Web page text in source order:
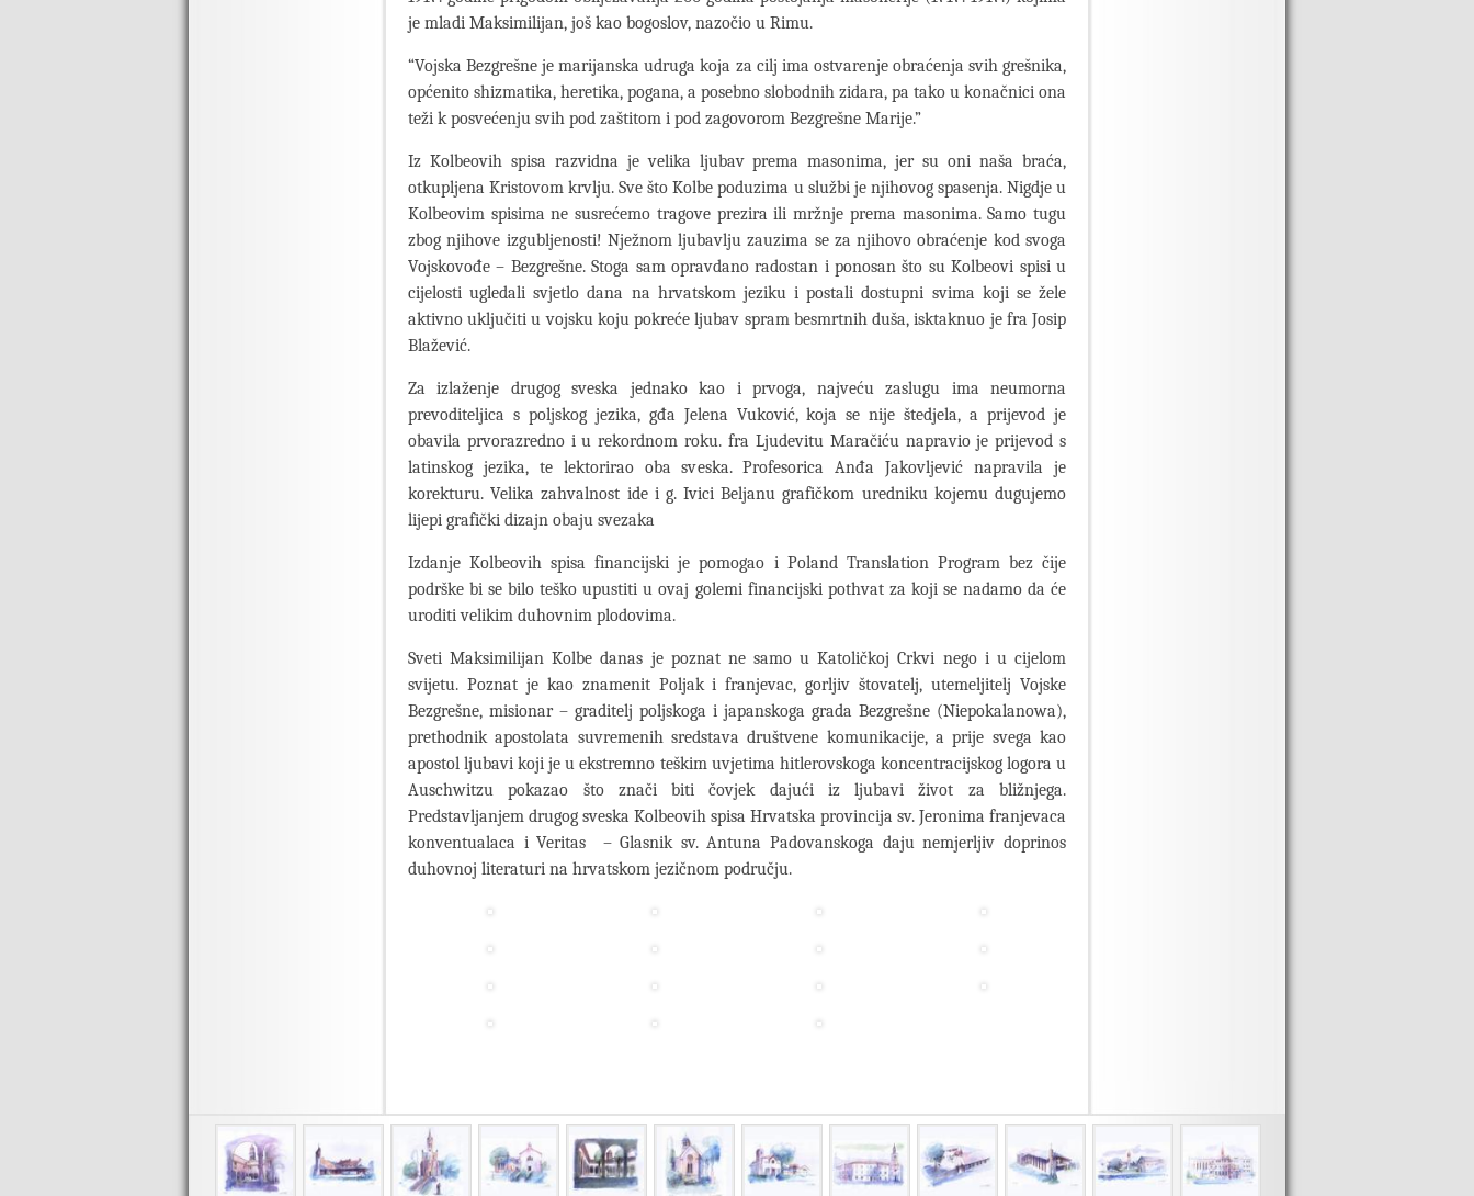
je mladi Maksimilijan, još kao bogoslov, nazočio u Rimu.
“Vojska Bezgrešne je marijanska udruga koja za cilj ima ostvarenje obraćenja svih grešnika,
općenito shizmatika, heretika, pogana, a posebno slobodnih zidara, pa tako u konačnici ona
teži k posvećenju svih pod zaštitom i pod zagovorom Bezgrešne Marije.”
Iz Kolbeovih spisa razvidna je velika ljubav prema masonima, jer su oni naša braća,
otkupljena Kristovom krvlju. Sve što Kolbe poduzima u službi je njihovog spasenja. Nigdje u
Kolbeovim spisima ne susrećemo tragove prezira ili mržnje prema masonima. Samo tugu
zbog njihove izgubljenosti! Nježnom ljubavlju zauzima se za njihovo obraćenje kod svoga
Vojskovođe – Bezgrešne. Stoga sam opravdano radostan i ponosan što su Kolbeovi spisi u
cijelosti ugledali svjetlo dana na hrvatskom jeziku i postali dostupni svima koji se žele
aktivno uključiti u vojsku koju pokreće ljubav spram besmrtnih duša, isktaknuo je fra Josip
Blažević.
Za izlaženje drugog sveska jednako kao i prvoga, najveću zaslugu ima neumorna
prevoditeljica s poljskog jezika, gđa Jelena Vuković, koja se nije štedjela, a prijevod je
obavila prvorazredno i u rekordnom roku. fra Ljudevitu Maračiću napravio je prijevod s
latinskog jezika, te lektorirao oba sveska. Profesorica Anđa Jakovljević napravila je
korekturu. Velika zahvalnost ide i g. Ivici Beljanu grafičkom uredniku kojemu dugujemo
lijepi grafički dizajn obaju svezaka
Izdanje Kolbeovih spisa financijski je pomogao i Poland Translation Program bez čije
podrške bi se bilo teško upustiti u ovaj golemi financijski pothvat za koji se nadamo da će
uroditi velikim duhovnim plodovima.
Sveti Maksimilijan Kolbe danas je poznat ne samo u Katoličkoj Crkvi nego i u cijelom
svijetu. Poznat je kao znamenit Poljak i franjevac, gorljiv štovatelj, utemeljitelj Vojske
Bezgrešne, misionar – graditelj poljskoga i japanskoga grada Bezgrešne (Niepokalanowa),
prethodnik apostolata suvremenih sredstava društvene komunikacije, a prije svega kao
apostol ljubavi koji je u ekstremno teškim uvjetima hitlerovskoga koncentracijskog logora u
Auschwitzu pokazao što znači biti čovjek dajući iz ljubavi život za bližnjega.
Predstavljanjem drugog sveska Kolbeovih spisa Hrvatska provincija sv. Jeronima franjevaca
konventualaca i Veritas – Glasnik sv. Antuna Padovanskoga daju nemjerljiv doprinos
duhovnoj literaturi na hrvatskom jezičnom području.